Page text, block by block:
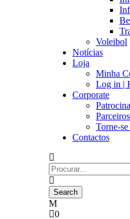
Voleibol
Notícias
Loja
Minha
Log in |
Corporate
Parceiros
Torne-
Contactos
0